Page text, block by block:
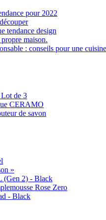
pour 2022
tendance design
maison.
: conseils pour une
de 3
CERAMO
de savon
»
(Gen 2) - Black
Rose Zero
- Black